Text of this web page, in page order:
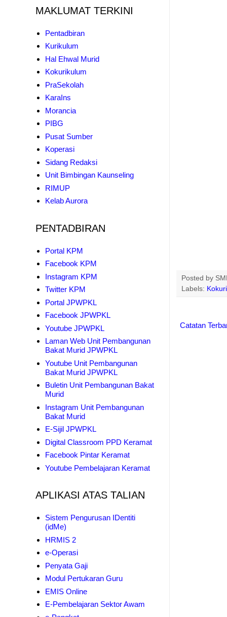
Posted by
Labels:
Catatan
MAKLUMAT TERKINI
Pentadbiran
Kurikulum
Hal Ehwal Murid
Kokurikulum
PraSekolah
KaraIns
Morancia
PIBG
Pusat Sumber
Koperasi
Sidang Redaksi
Unit Bimbingan Kaunseling
RIMUP
Kelab Aurora
PENTADBIRAN
Portal KPM
Facebook KPM
Instagram KPM
Twitter KPM
Portal JPWPKL
Facebook JPWPKL
Youtube JPWPKL
Laman Web Unit Pembangunan
Bakat Murid JPWPKL
Youtube Unit Pembangunan
Bakat Murid JPWPKL
Buletin Unit Pembangunan Bakat
Murid
Instagram Unit Pembangunan
Bakat Murid
E-Sijil JPWPKL
Digital Classroom PPD Keramat
Facebook Pintar Keramat
Youtube Pembelajaran Keramat
APLIKASI ATAS TALIAN
Sistem Pengurusan IDentiti
(idMe)
HRMIS 2
e-Operasi
Penyata Gaji
Modul Pertukaran Guru
EMIS Online
E-Pembelajaran Sektor Awam